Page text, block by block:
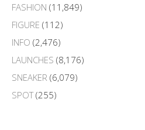
FASHION (11,849)
FIGURE (112)
INFO (2,476)
LAUNCHES (8,176)
SNEAKER (6,079)
SPOT(255)